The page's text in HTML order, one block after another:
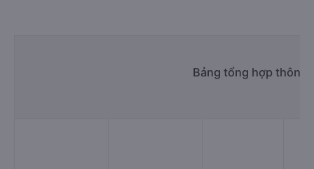
Bảng tổng hợp thông